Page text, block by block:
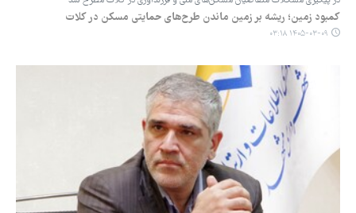
کمبود زمین؛ ریشه بر زمین ماندن طرح‌های حمایتی مسکن در کلات
۱۴۰۵-۰۳-۰۹ ۰۳:۱۸